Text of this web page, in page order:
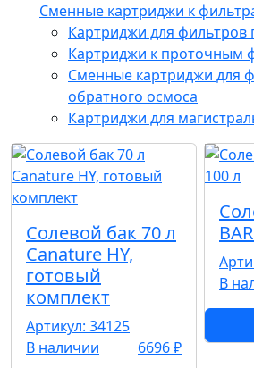
Сменные картриджи к
Картриджи для фильтров
Картриджи к проточным
Сменные картриджи для
обратного осмоса
Картриджи для
Солевой бак 70 л
Canature HY,
готовый
комплект
Артикул: 34125
В наличии
6696 ₽
В